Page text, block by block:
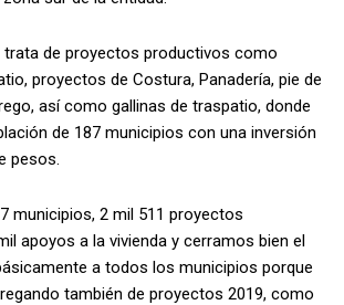
trata de proyectos productivos como
proyectos de Costura, Panadería, pie de
así como gallinas de traspatio, donde
de 187 municipios con una inversión
pesos.
municipios, 2 mil 511 proyectos
apoyos a la vivienda y cerramos bien el
a todos los municipios porque
también de proyectos 2019, como